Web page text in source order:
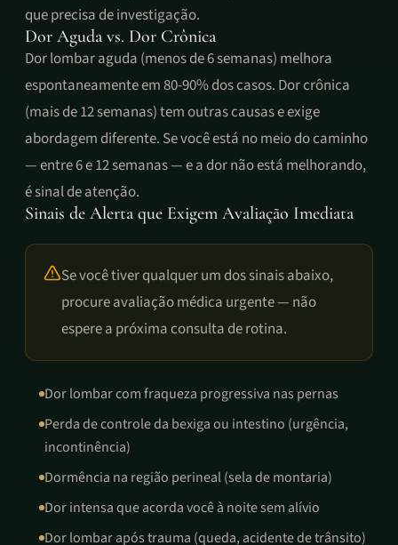
que precisa de investigação.
Dor Aguda vs. Dor Crônica
Dor lombar aguda (menos de 6 semanas) melhora
espontaneamente em 80-90% dos casos. Dor crônica
(mais de 12 semanas) tem outras causas e exige
abordagem diferente. Se você está no meio do caminho
— entre 6 e 12 semanas — e a dor não está melhorando,
é sinal de atenção.
Sinais de Alerta que Exigem Avaliação Imediata
Se você tiver qualquer um dos sinais abaixo,
procure avaliação médica urgente — não
espere a próxima consulta de rotina.
Dor lombar com fraqueza progressiva nas pernas
Perda de controle da bexiga ou intestino (urgência,
incontinência)
Dormência na região perineal (sela de montaria)
Dor intensa que acorda você à noite sem alívio
Dor lombar após trauma (queda, acidente de trânsito)